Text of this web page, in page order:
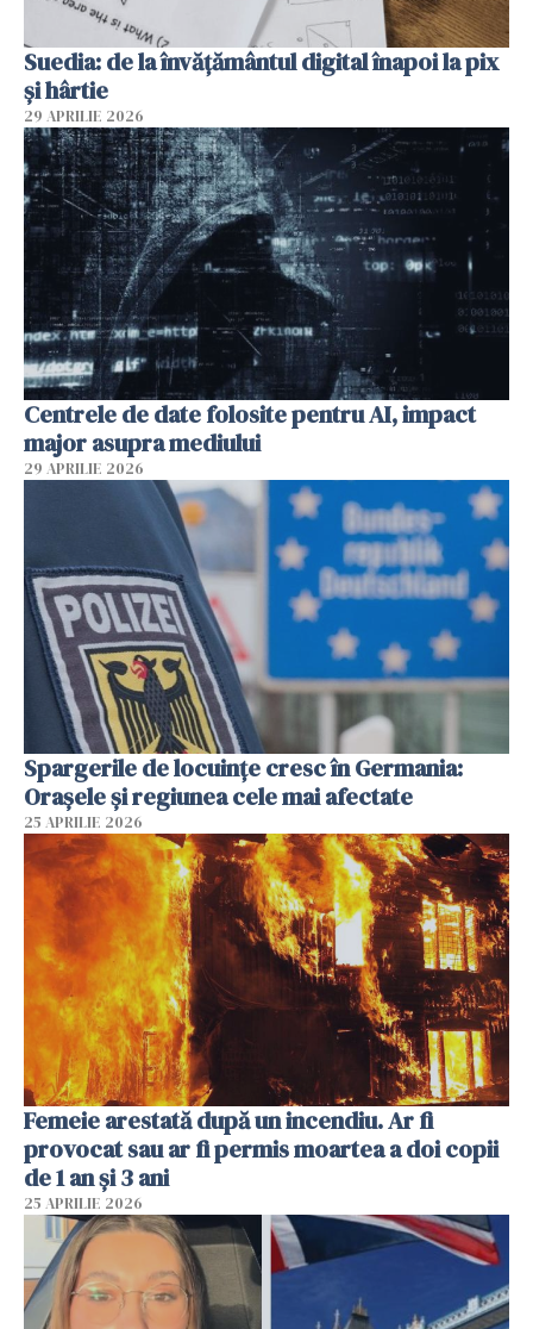
Suedia: de la învățământul digital înapoi la pix
și hârtie
29 APRILIE 2026
Centrele de date folosite pentru AI, impact
major asupra mediului
29 APRILIE 2026
Spargerile de locuințe cresc în Germania:
Orașele și regiunea cele mai afectate
25 APRILIE 2026
Femeie arestată după un incendiu. Ar fi
provocat sau ar fi permis moartea a doi copii
de 1 an și 3 ani
25 APRILIE 2026